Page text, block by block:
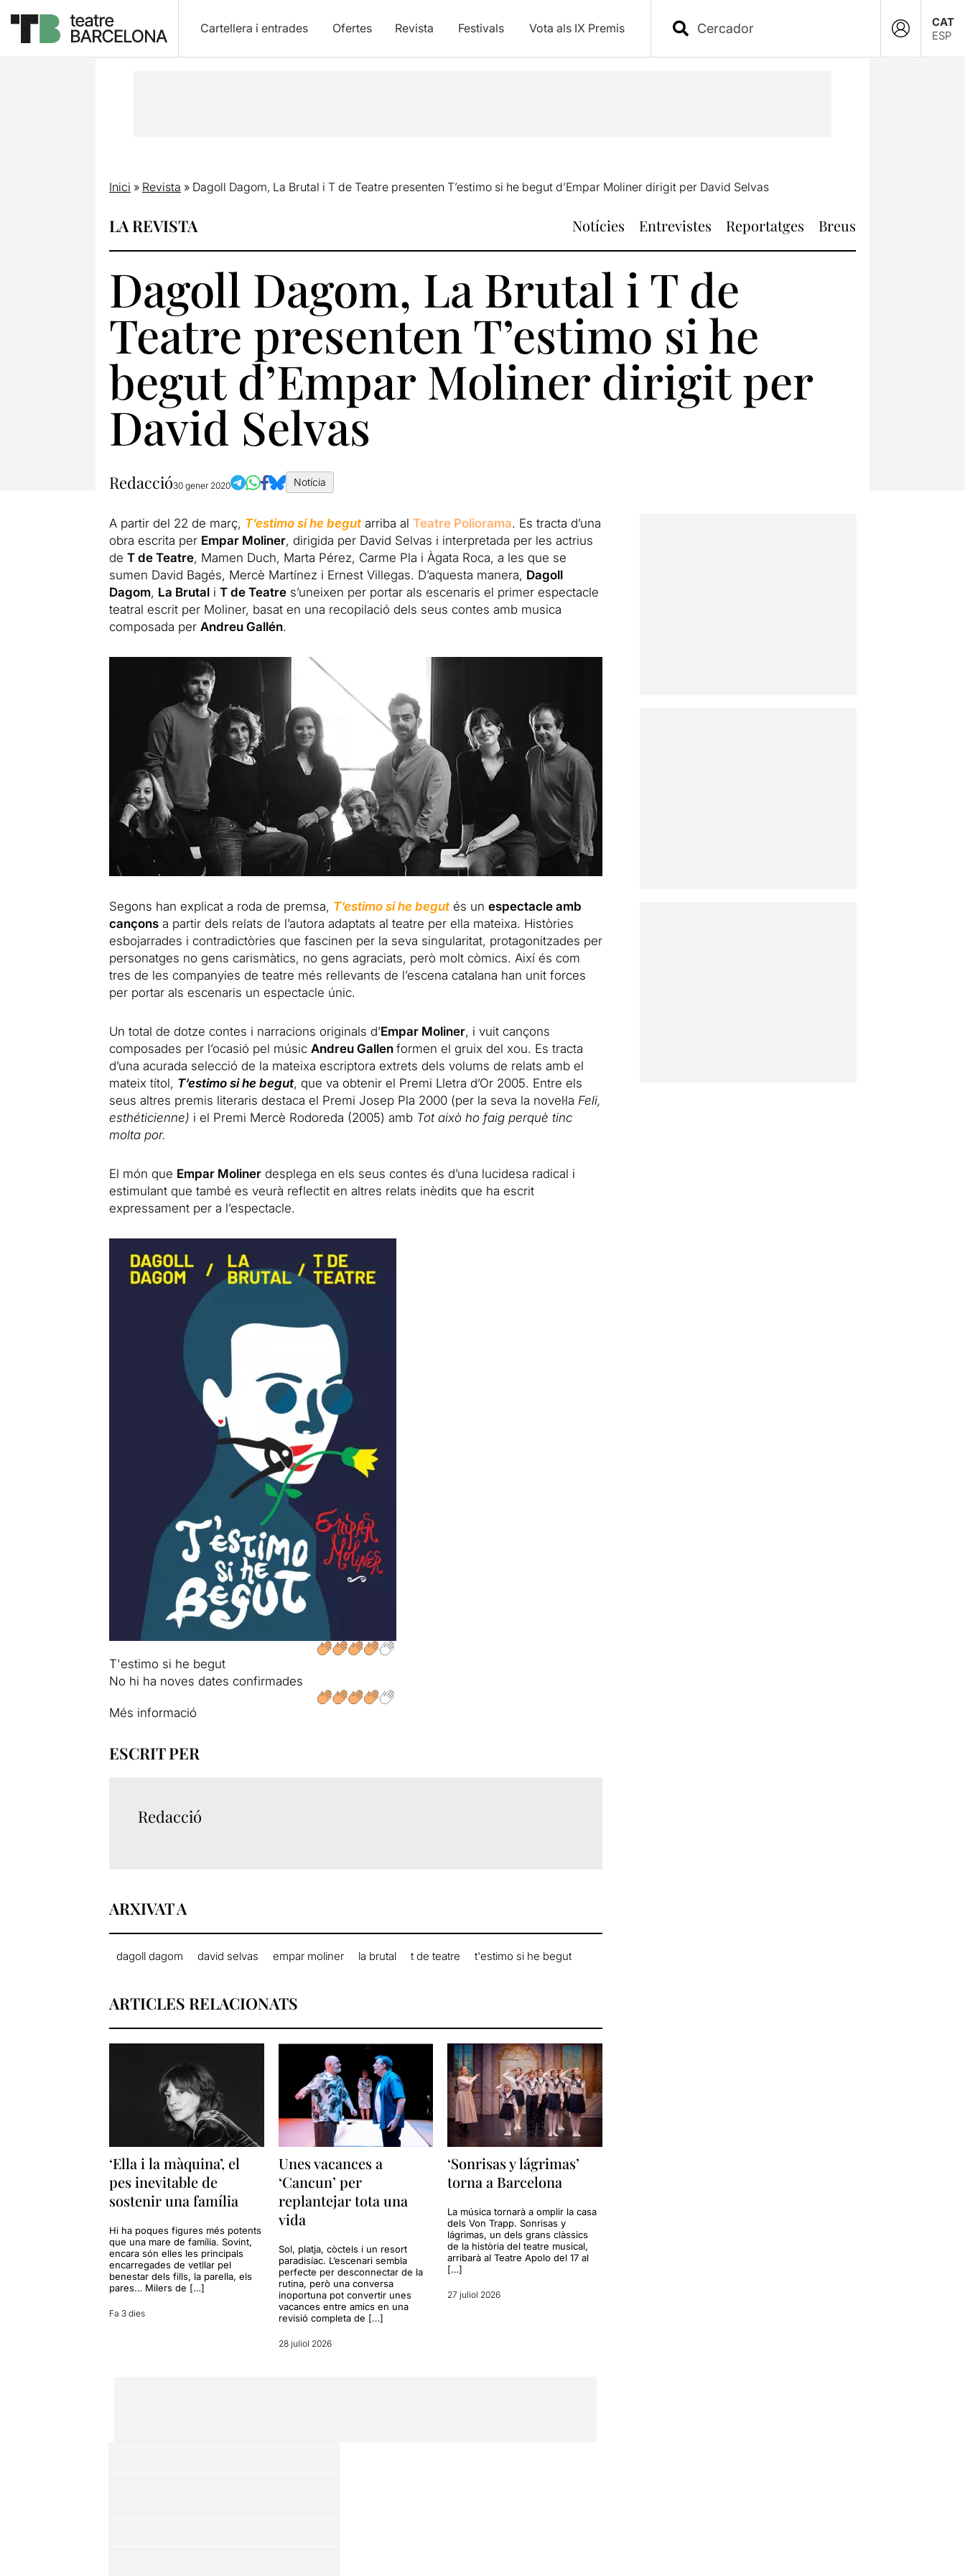
Cartellera i entrades Ofertes Revista Festivals Vota als IX Premis
CAT
ESP
Inici » Revista » Dagoll Dagom, La Brutal i T de Teatre presenten T’estimo si he begut d’Empar Moliner dirigit per David Selvas
LA REVISTA Notícies Entrevistes Reportatges Breus
Dagoll Dagom, La Brutal i T de
Teatre presenten T’estimo si he
begut d’Empar Moliner dirigit per
David Selvas
Redacció30 gener 2020 Notícia
A partir del 22 de març, T‘estimo si he begutarriba al Teatre Poliorama. Es tracta d’una
obra escrita per Empar Moliner, dirigida per David Selvas i interpretada per les actrius
de Tde Teatre, Mamen Duch, Marta Pérez, Carme Pla i Àgata Roca, a les que se
sumen David Bagés, Mercè Martínez i Ernest Villegas. D’aquesta manera, Dagoll
Dagom, La Brutali Tde Teatres’uneixen per portar als escenaris el primer espectacle
teatral escrit per Moliner, basat en una recopilació dels seus contes amb musica
composada per Andreu Gallén.
Segons han explicat a roda de premsa, T‘estimo si he begutés un espectacle amb
cançonsa partir dels relats de l’autora adaptats al teatre per ella mateixa. Històries
esbojarrades i contradictòries que fascinen per la seva singularitat, protagonitzades per
personatges no gens carismàtics, no gens agraciats, però molt còmics. Així és com
tres de les companyies de teatre més rellevants de l’escena catalana han unit forces
per portar als escenaris un espectacle únic.
Un total de dotze contes i narracions originals d’Empar Moliner, i vuit cançons
composades per l’ocasió pel músic Andreu Gallen formen el gruix del xou. Es tracta
d’una acurada selecció de la mateixa escriptora extrets dels volums de relats amb el
mateix títol, T‘estimo si he begut, que va obtenir el Premi Lletra d’Or 2005. Entre els
seus altres premis literaris destaca el Premi Josep Pla 2000 (per la seva la novel·la Feli,
esthéticienne) i el Premi Mercè Rodoreda (2005) amb Tot això ho faig perquè tinc
molta por.
El món que Empar Molinerdesplega en els seus contes és d’una lucidesa radical i
estimulant que també es veurà reflectit en altres relats inèdits que ha escrit
expressament per a l’espectacle.
T'estimo si he begut
No hi ha noves dates confirmades
Més informació
ESCRIT PER
Redacció
ARXIVAT A
dagoll dagom david selvas empar moliner la brutal t de teatre t'estimo si he begut
ARTICLES RELACIONATS
‘Ella i la màquina’, el
pes inevitable de
sostenir una família
Hi ha poques figures més potents
que una mare de família. Sovint,
encara són elles les principals
encarregades de vetllar pel
benestar dels fills, la parella, els
pares… Milers de […]
Fa 3 dies
Unes vacances a
‘Cancun’ per
replantejar tota una
vida
Sol, platja, còctels i un resort
paradisíac. L’escenari sembla
perfecte per desconnectar de la
rutina, però una conversa
inoportuna pot convertir unes
vacances entre amics en una
revisió completa de […]
28 juliol 2026
‘Sonrisas y lágrimas’
torna a Barcelona
La música tornarà a omplir la casa
dels Von Trapp. Sonrisas y
lágrimas, un dels grans clàssics
de la història del teatre musical,
arribarà al Teatre Apolo del 17 al
[…]
27 juliol 2026